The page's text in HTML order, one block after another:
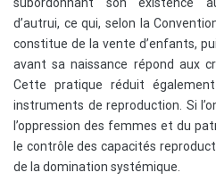
d’autrui, ce qui, selon la
constitue de la vente d’enfants,
avant sa naissance répond aux
Cette pratique réduit
instruments de reproduction. Si
l’oppression des femmes et du
le contrôle des capacités
de la domination systémique.